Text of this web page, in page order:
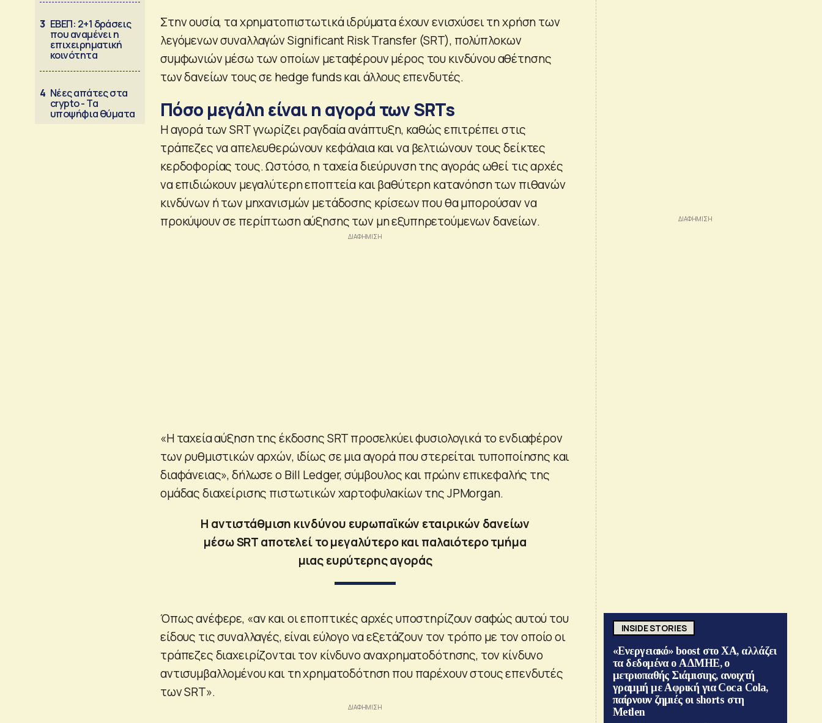
3 ΕΒΕΠ: 2+1 δράσεις
που αναμένει η
επιχειρηματική
κοινότητα
4 Νέες απάτες στα
crypto - Τα
υποψήφια θύματα
Στην ουσία, τα χρηματοπιστωτικά ιδρύματα έχουν ενισχύσει τη χρήση των
λεγόμενων συναλλαγών Significant Risk Transfer (SRT), πολύπλοκων
συμφωνιών μέσω των οποίων μεταφέρουν μέρος του κινδύνου αθέτησης
των δανείων τους σε hedge funds και άλλους επενδυτές.
Πόσο μεγάλη είναι η αγορά των SRTs
Η αγορά των SRT γνωρίζει ραγδαία ανάπτυξη, καθώς επιτρέπει στις
τράπεζες να απελευθερώνουν κεφάλαια και να βελτιώνουν τους δείκτες
κερδοφορίας τους. Ωστόσο, η ταχεία διεύρυνση της αγοράς ωθεί τις αρχές
να επιδιώκουν μεγαλύτερη εποπτεία και βαθύτερη κατανόηση των πιθανών
κινδύνων ή των μηχανισμών μετάδοσης κρίσεων που θα μπορούσαν να
προκύψουν σε περίπτωση αύξησης των μη εξυπηρετούμενων δανείων.
«Η ταχεία αύξηση της έκδοσης SRT προσελκύει φυσιολογικά το ενδιαφέρον
των ρυθμιστικών αρχών, ιδίως σε μια αγορά που στερείται τυποποίησης και
διαφάνειας», δήλωσε ο Bill Ledger, σύμβουλος και πρώην επικεφαλής της
ομάδας διαχείρισης πιστωτικών χαρτοφυλακίων της JPMorgan.
Η αντιστάθμιση κινδύνου ευρωπαϊκών εταιρικών δανείων
μέσω SRT αποτελεί το μεγαλύτερο και παλαιότερο τμήμα
μιας ευρύτερης αγοράς
Όπως ανέφερε, «αν και οι εποπτικές αρχές υποστηρίζουν σαφώς αυτού του
είδους τις συναλλαγές, είναι εύλογο να εξετάζουν τον τρόπο με τον οποίο οι
τράπεζες διαχειρίζονται τον κίνδυνο αναχρηματοδότησης, τον κίνδυνο
αντισυμβαλλομένου και τη χρηματοδότηση που παρέχουν στους επενδυτές
των SRT».
INSIDE STORIES
«Ενεργειακό» boost στο ΧΑ, αλλάζει
τα δεδομένα ο ΑΔΜΗΕ, ο
μετριοπαθής Σιάμισιης, ανοιχτή
γραμμή με Αφρική για Coca Cola,
παίρνουν ζημιές οι shorts στη
Metlen